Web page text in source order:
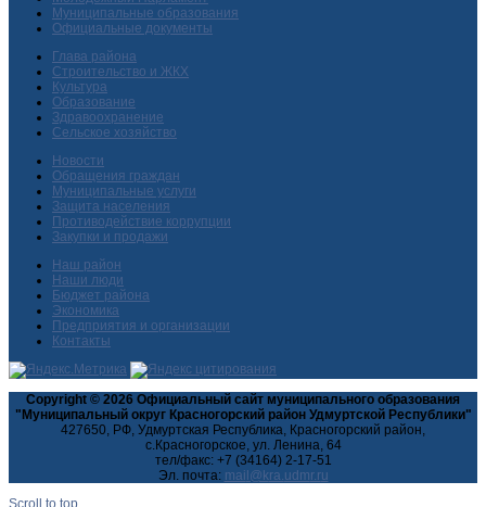
Муниципальные образования
Официальные документы
Глава района
Строительство и ЖКХ
Культура
Образование
Здравоохранение
Сельское хозяйство
Новости
Обращения граждан
Муниципальные услуги
Защита населения
Противодействие коррупции
Закупки и продажи
Наш район
Наши люди
Бюджет района
Экономика
Предприятия и организации
Контакты
Copyright © 2026 Официальный сайт муниципального образования
"Муниципальный округ Красногорский район Удмуртской Республики"
427650, РФ, Удмуртская Республика, Красногорский район,
с.Красногорское, ул. Ленина, 64
тел/факс: +7 (34164) 2-17-51
Эл. почта:
Scroll to top